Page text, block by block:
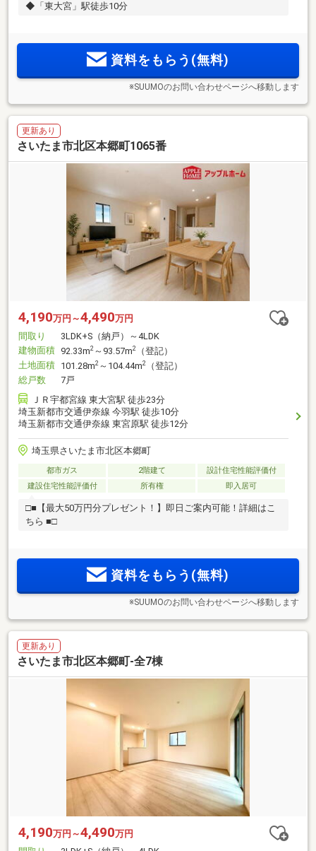
◆「東大宮」駅徒歩10分
資料をもらう(無料)
※SUUMOのお問い合わせページへ移動します
更新あり
さいたま市北区本郷町1065番
4,190万円～4,490万円
間取り
3LDK+S（納戸）～4LDK
建物面積 92.33m2 ～93.57m2
（登記）
土地面積 101.28m2 ～104.44m2
（登記）
総戸数
7戸
ＪＲ宇都宮線 東大宮駅 徒歩23分
埼玉新都市交通伊奈線 今羽駅 徒歩10分
埼玉新都市交通伊奈線 東宮原駅 徒歩12分
埼玉県さいたま市北区本郷町
都市ガス 2階建て
設計住宅性能評価付
建設住宅性能評価付
所有権 即入居可
□■【最大50万円分プレゼント！】即日ご案内可能！詳細はこ
ちら ■□
資料をもらう(無料)
※SUUMOのお問い合わせページへ移動します
更新あり
さいたま市北区本郷町-全7棟
4,190万円～4,490万円